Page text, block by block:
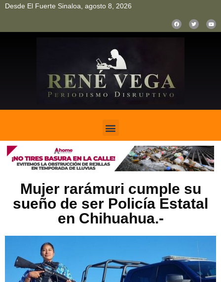
Desde El Fuerte Sinaloa, agosto 8, 2026
Mujer rarámuri cumple su
sueño de ser Policía Estatal
en Chihuahua.-